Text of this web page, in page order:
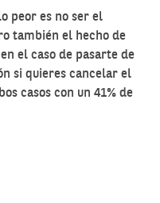
peor es no ser el
también el hecho de
el caso de pasarte de
si quieres cancelar el
casos con un 41% de